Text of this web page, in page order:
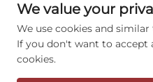
Copyright © 2026 Wenzhou
vyhrazena.
Zásady
We value your
We use cookies and
If you don't want to accept
cookies.